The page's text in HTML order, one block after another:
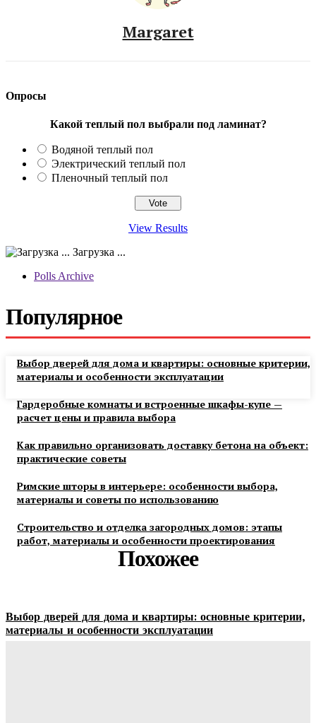
Margaret
Опросы
Какой теплый пол выбрали под ламинат?
Водяной теплый пол
Электрический теплый пол
Пленочный теплый пол
View Results
Загрузка ...
Polls Archive
Популярное
Выбор дверей для дома и квартиры: основные критерии,
материалы и особенности эксплуатации
Гардеробные комнаты и встроенные шкафы-купе —
расчет цены и правила выбора
Как правильно организовать доставку бетона на объект:
практические советы
Римские шторы в интерьере: особенности выбора,
материалы и советы по использованию
Строительство и отделка загородных домов: этапы
работ, материалы и особенности проектирования
Похожее
Выбор дверей для дома и квартиры: основные критерии,
материалы и особенности эксплуатации